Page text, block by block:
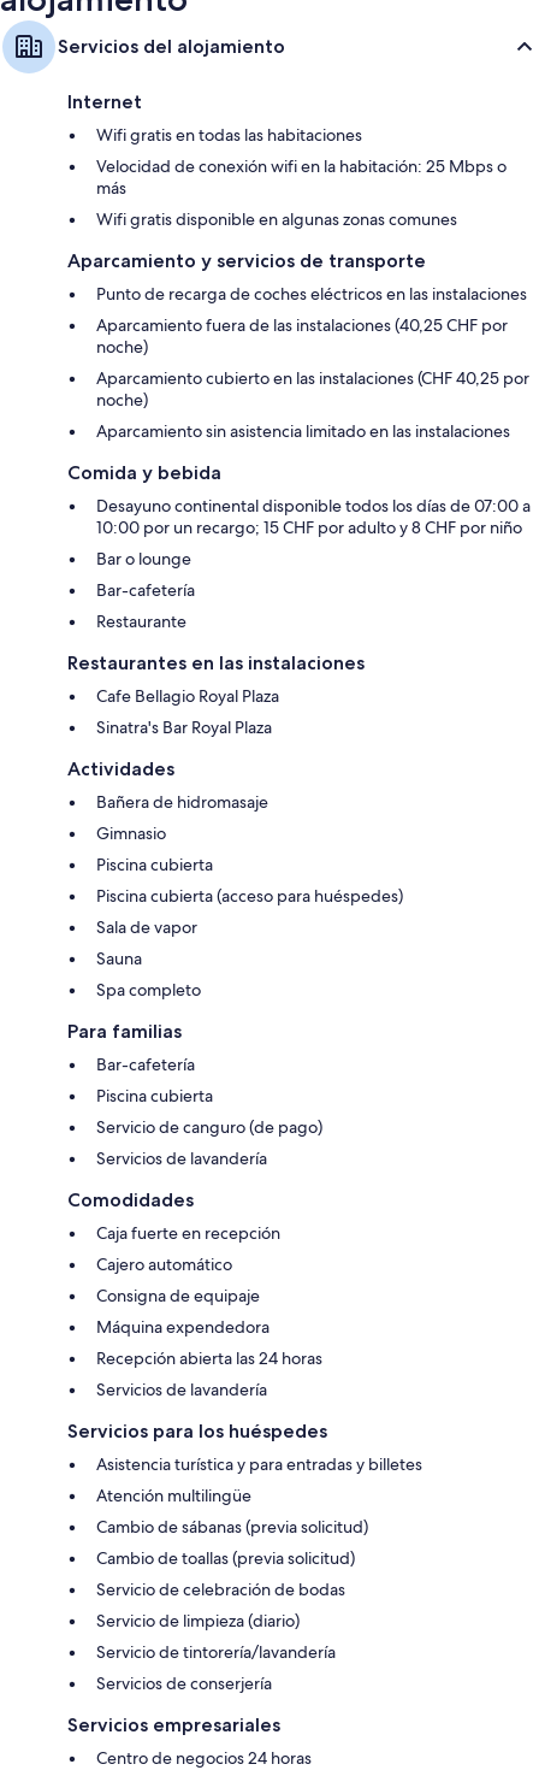
Servicios del alojamiento
Internet
Wifi gratis en todas las habitaciones
Velocidad de conexión wifi en la habitación: 25 Mbps o
más
Wifi gratis disponible en algunas zonas comunes
Aparcamiento y servicios de transporte
Punto de recarga de coches eléctricos en las instalaciones
Aparcamiento fuera de las instalaciones (40,25 CHF por
noche)
Aparcamiento cubierto en las instalaciones (CHF 40,25 por
noche)
Aparcamiento sin asistencia limitado en las instalaciones
Comida y bebida
Desayuno continental disponible todos los días de 07:00 a
10:00 por un recargo; 15 CHF por adulto y 8 CHF por niño
Bar o lounge
Bar-cafetería
Restaurante
Restaurantes en las instalaciones
Cafe Bellagio Royal Plaza
Sinatra's Bar Royal Plaza
Actividades
Bañera de hidromasaje
Gimnasio
Piscina cubierta
Piscina cubierta (acceso para huéspedes)
Sala de vapor
Sauna
Spa completo
Para familias
Bar-cafetería
Piscina cubierta
Servicio de canguro (de pago)
Servicios de lavandería
Comodidades
Caja fuerte en recepción
Cajero automático
Consigna de equipaje
Máquina expendedora
Recepción abierta las 24 horas
Servicios de lavandería
Servicios para los huéspedes
Asistencia turística y para entradas y billetes
Atención multilingüe
Cambio de sábanas (previa solicitud)
Cambio de toallas (previa solicitud)
Servicio de celebración de bodas
Servicio de limpieza (diario)
Servicio de tintorería/lavandería
Servicios de conserjería
Servicios empresariales
Centro de negocios 24 horas